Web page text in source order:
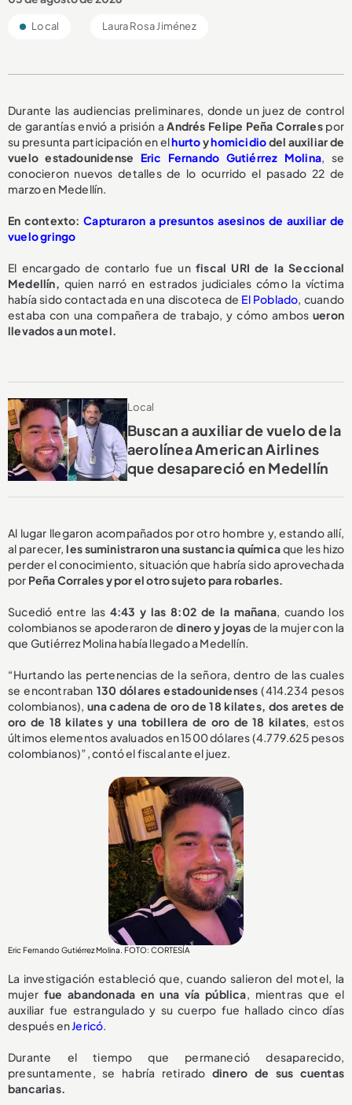
Local Laura Rosa Jiménez
Durante las audiencias preliminares, donde un juez de control
de garantías envió a prisión aAndrés Felipe Peña Corralespor
su presunta participación en elhurtoyhomicidiodel auxiliar de
vuelo estadounidense Eric Fernando Gutiérrez Molina, se
conocieron nuevos detalles de lo ocurrido el pasado 22 de
marzo en Medellín.
En contexto: Capturaron a presuntos asesinos de auxiliar de
vuelo gringo
El encargado de contarlo fue unfiscal URI de la Seccional
Medellín, quien narró en estrados judiciales cómo la víctima
había sido contactada en una discoteca de El Poblado, cuando
estaba con una compañera de trabajo, y cómo ambos ueron
llevados a un motel.
Local
Buscan a auxiliar de vuelo de la
aerolínea American Airlines
que desapareció en Medellín
Al lugar llegaron acompañados por otro hombre y, estando allí,
al parecer,les suministraron una sustancia químicaque les hizo
perder el conocimiento, situación que habría sido aprovechada
por Peña Corrales y por el otro sujeto para robarles.
Sucedió entre las 4:43 y las 8:02 de la mañana, cuando los
colombianos se apoderaron dedinero y joyasde la mujer con la
que Gutiérrez Molina había llegado a Medellín.
“Hurtando las pertenencias de la señora, dentro de las cuales
se encontraban 130 dólares estadounidenses (414.234 pesos
colombianos),una cadena de oro de 18 kilates, dos aretes de
oro de 18 kilates y una tobillera de oro de 18 kilates, estos
últimos elementos avaluados en 1500 dólares (4.779.625 pesos
colombianos)”, contó el fiscal ante el juez.
Eric Fernando Gutiérrez Molina. FOTO: CORTESÍA
La investigación estableció que, cuando salieron del motel, la
mujer fue abandonada en una vía pública, mientras que el
auxiliar fue estrangulado y su cuerpo fue hallado cinco días
después enJericó.
Durante el tiempo que permaneció desaparecido,
presuntamente, se habría retirado dinero de sus cuentas
bancarias.